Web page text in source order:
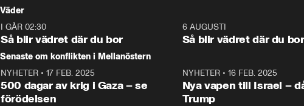
tonårsutvisningarna och hur
Moderaterna ska locka
väljare till valet i höst.
Väder
I GÅR 02:30
Så blir vädret där du bor
6 AUGUSTI
Så blir vädret där du bor
Senaste om konflikten i Mellanöstern
NYHETER • 17 FEB. 2025
500 dagar av krig i Gaza – se
förödelsen
NYHETER• 16 FEB. 2025
Nya vapen till Israel –
Trump